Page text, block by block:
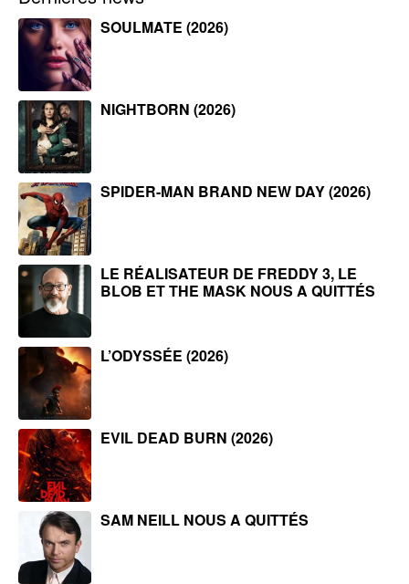
SOULMATE (2026)
NIGHTBORN (2026)
SPIDER-MAN BRAND NEW DAY (2026)
LE RÉALISATEUR DE FREDDY 3, LE
BLOB ET THE MASK NOUS A QUITTÉS
L’ODYSSÉE (2026)
EVIL DEAD BURN (2026)
SAM NEILL NOUS A QUITTÉS